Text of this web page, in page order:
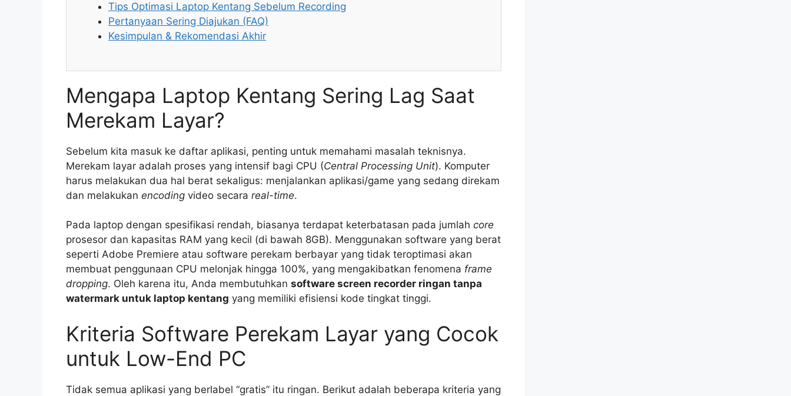
Tips Optimasi Laptop Kentang Sebelum Recording
Pertanyaan Sering Diajukan (FAQ)
Kesimpulan & Rekomendasi Akhir
Mengapa Laptop Kentang Sering Lag Saat
Merekam Layar?
Sebelum kita masuk ke daftar aplikasi, penting untuk memahami masalah teknisnya.
Merekam layar adalah proses yang intensif bagi CPU (Central Processing Unit). Komputer
harus melakukan dua hal berat sekaligus: menjalankan aplikasi/game yang sedang direkam
dan melakukan encoding video secara real-time.
Pada laptop dengan spesifikasi rendah, biasanya terdapat keterbatasan pada jumlah core
prosesor dan kapasitas RAM yang kecil (di bawah 8GB). Menggunakan software yang berat
seperti Adobe Premiere atau software perekam berbayar yang tidak teroptimasi akan
membuat penggunaan CPU melonjak hingga 100%, yang mengakibatkan fenomena frame
dropping. Oleh karena itu, Anda membutuhkan software screen recorder ringan tanpa
watermark untuk laptop kentang yang memiliki efisiensi kode tingkat tinggi.
Kriteria Software Perekam Layar yang Cocok
untuk Low-End PC
Tidak semua aplikasi yang berlabel “gratis” itu ringan. Berikut adalah beberapa kriteria yang